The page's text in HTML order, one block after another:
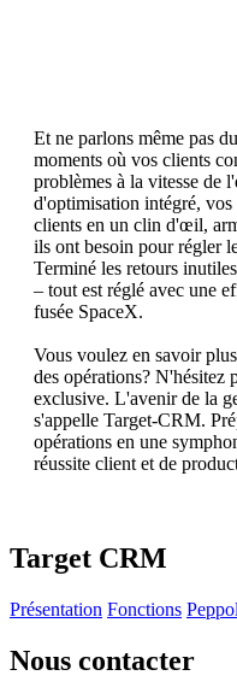
Et ne parlons même pas
moments où vos clients
problèmes à la vitesse de
d'optimisation intégré, vos
clients en un clin d'œil,
ils ont besoin pour régler
Terminé les retours
– tout est réglé avec une
fusée SpaceX.
Vous voulez en savoir
des opérations? N'hésitez
exclusive. L'avenir de la
s'appelle Target-CRM.
opérations en une
réussite client et de
Target CRM
Présentation Fonctions Peppol
Nous contacter